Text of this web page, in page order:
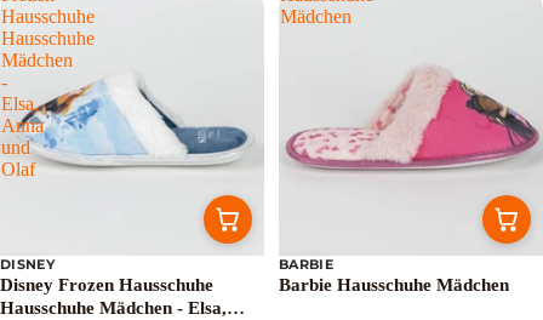
Hausschuhe
Hausschuhe
Mädchen
-
Elsa,
Anna
und
Olaf
Sale
DISNEY
Disney Frozen Hausschuhe
Hausschuhe Mädchen - Elsa,
Mädchen
Sale
BARBIE
Barbie Hausschuhe Mädchen